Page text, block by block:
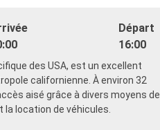
Départ
16:00
des USA, est un excellent
californienne. À environ 32
aisé grâce à divers moyens de
location de véhicules.